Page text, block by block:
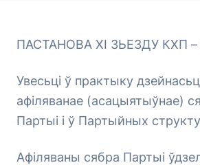
ПАСТАНОВА ХІ ЗЬЕЗДУ КХП
Увесьці ў практыку
афіляванае (асацыятыўнае)
Партыі і ў Партыйных
Афіляваны сябра Партыі